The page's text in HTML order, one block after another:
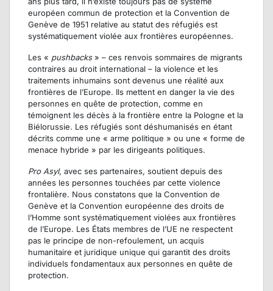
européen commun de protection et la Convention de
Genève de 1951 relative au statut des réfugiés est
systématiquement violée aux frontières européennes.
Les « pushbacks» – ces renvois sommaires de migrants
contraires au droit international – la violence et les
traitements inhumains sont devenus une réalité aux
frontières de l’Europe. Ils mettent en danger la vie des
personnes en quête de protection, comme en
témoignent les décès à la frontière entre la Pologne et la
Biélorussie. Les réfugiés sont déshumanisés en étant
décrits comme une « arme politique » ou une « forme de
menace hybride » par les dirigeants politiques.
Pro Asyl, avec ses partenaires, soutient depuis des
années les personnes touchées par cette violence
frontalière. Nous constatons que la Convention de
Genève et la Convention européenne des droits de
l’Homme sont systématiquement violées aux frontières
de l’Europe. Les États membres de l’UE ne respectent
pas le principe de non-refoulement, un acquis
humanitaire et juridique unique qui garantit des droits
individuels fondamentaux aux personnes en quête de
protection.